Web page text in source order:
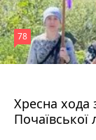
Хресна хода
Почаївської
78